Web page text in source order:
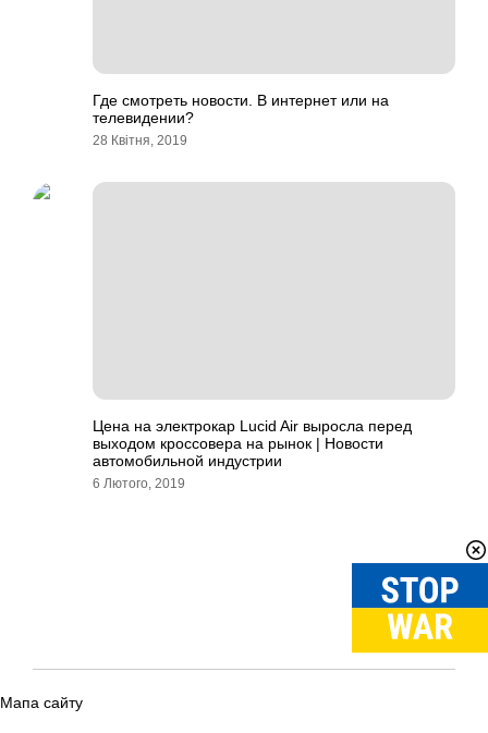
Где смотреть новости. В интернет или на
телевидении?
28 Квітня, 2019
Цена на электрокар Lucid Air выросла перед
выходом кроссовера на рынок | Новости
автомобильной индустрии
6 Лютого, 2019
Мапа сайту